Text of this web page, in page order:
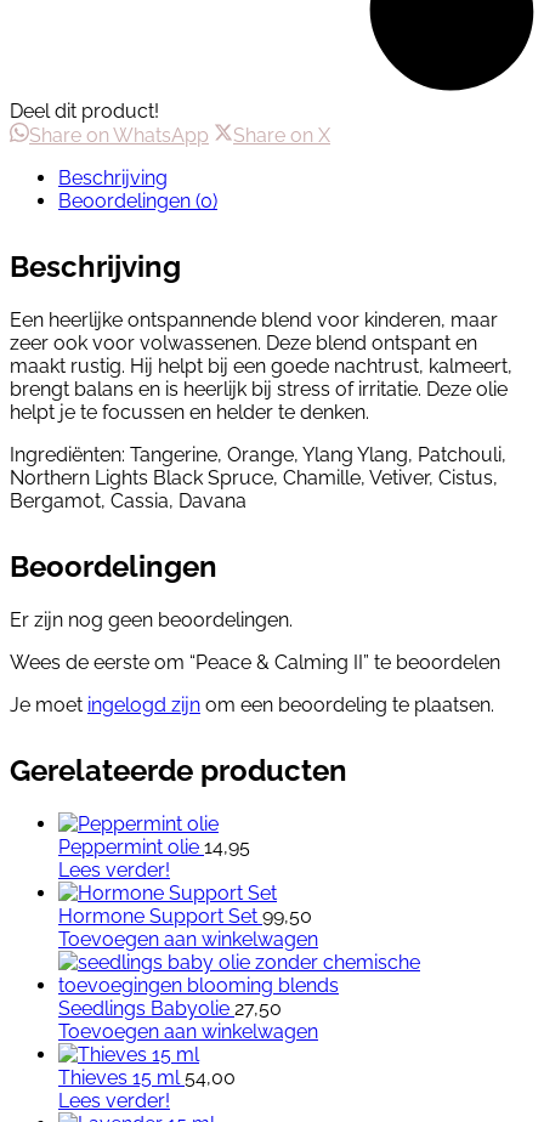
Deel dit product!
Share on WhatsApp Share
Share on XShare
Beschrijving
Beoordelingen (0)
Beschrijving
Een heerlijke ontspannende blend voor kinderen, maar
zeer ook voor volwassenen. Deze blend ontspant en
maakt rustig. Hij helpt bij een goede nachtrust, kalmeert,
brengt balans en is heerlijk bij stress of irritatie. Deze olie
helpt je te focussen en helder te denken.
Ingrediënten: Tangerine, Orange, Ylang Ylang, Patchouli,
Northern Lights Black Spruce, Chamille, Vetiver, Cistus,
Bergamot, Cassia, Davana
Beoordelingen
Er zijn nog geen beoordelingen.
Wees de eerste om “Peace & Calming II” te beoordelen
Je moet ingelogd zijn om een beoordeling te plaatsen.
Gerelateerde producten
Peppermint olie 14,95
Lees verder!
Hormone Support Set 99,50
Toevoegen aan winkelwagen
Seedlings Babyolie 27,50
Toevoegen aan winkelwagen
Thieves 15 ml54,00
Lees verder!